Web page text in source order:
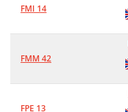
FMI 14
FMM 42
FPE 13